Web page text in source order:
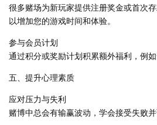
很多赌场为新玩家提供注册奖金或首次
以增加您的游戏时间和体验。
参与会员计划
通过积分或奖励计划积累额外福利，例如
五、提升心理素质
应对压力与失利
赌博中总会有输赢波动，学会接受失败并